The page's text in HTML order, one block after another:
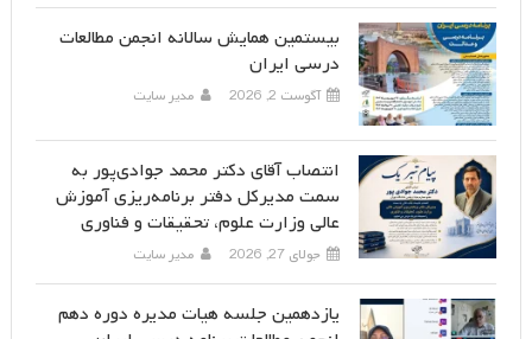
بیستمین همایش سالانه انجمن مطالعات
درسی ایران
آگوست 2, 2026 مدیر سایت
انتصاب آقای دکتر محمد جوادی‌پور به
سمت مدیرکل دفتر برنامه‌ریزی آموزش
عالی وزارت علوم، تحقیقات و فناوری
جولای 27, 2026 مدیر سایت
یازدهمین جلسه هیات مدیره دوره دهم